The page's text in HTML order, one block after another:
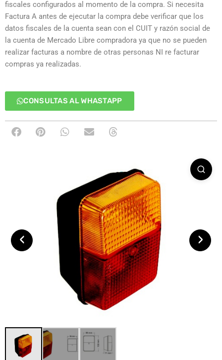
fiscales configurados al momento de la compra. Si necesita
Factura A antes de ejecutar la compra debe verificar que los
datos fiscales de la cuenta sean con el CUIT y razón social de
la cuenta de Mercado Libre compradora ya que no se pueden
realizar facturas a nombre de otras personas NI re facturar
compras ya realizadas.
CONSULTAS AL WHASTAPP
‹ ›